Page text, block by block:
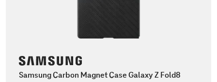
Samsung Carbon Magnet Case Galaxy Z Fold8